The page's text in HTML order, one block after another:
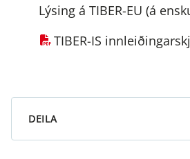
Lýsing á TIBER-EU (á
TIBER-IS
DEILA